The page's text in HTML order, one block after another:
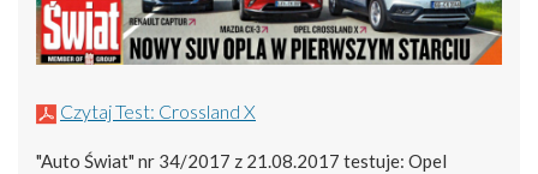
Czytaj Test: Crossland X
"Auto Świat" nr 34/2017 z 21.08.2017 testuje: Opel